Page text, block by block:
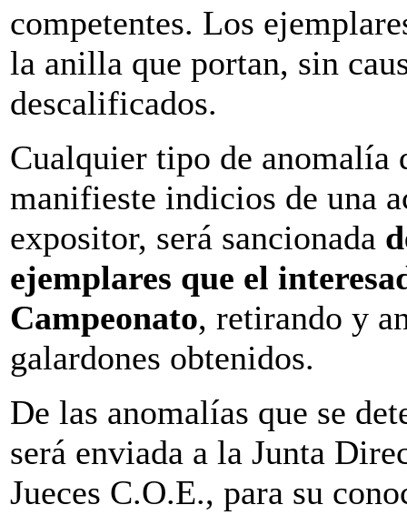
competentes. Los
la anilla que portan, sin
descalificados.
Cualquier tipo de anomalía
manifieste indicios de una
expositor, será sancionada
ejemplares que el
Campeonato, retirando y
galardones obtenidos.
De las anomalías que se
será enviada a la Junta
Jueces C.O.E., para su